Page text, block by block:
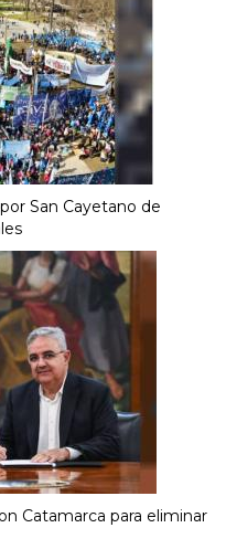
San Cayetano de
Catamarca para eliminar